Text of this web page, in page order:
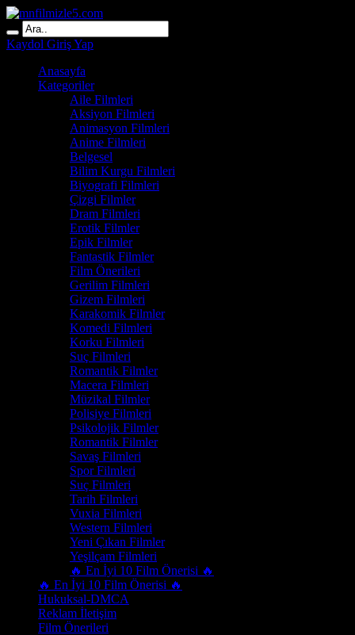
Kaydol Giriş Yap
Anasayfa
Kategoriler
Aile Filmleri
Aksiyon Filmleri
Animasyon Filmleri
Anime Filmleri
Belgesel
Bilim Kurgu Filmleri
Biyografi Filmleri
Çizgi Filmler
Dram Filmleri
Erotik Filmler
Epik Filmler
Fantastik Filmler
Film Önerileri
Gerilim Filmleri
Gizem Filmleri
Karakomik Filmler
Komedi Filmleri
Korku Filmleri
Suç Filmleri
Romantik Filmler
Macera Filmleri
Müzikal Filmler
Polisiye Filmleri
Psikolojik Filmler
Romantik Filmler
Savaş Filmleri
Spor Filmleri
Suç Filmleri
Tarih Filmleri
Vuxia Filmleri
Western Filmleri
Yeni Çıkan Filmler
Yeşilçam Filmleri
🔥 En İyi 10 Film Önerisi 🔥
🔥 En İyi 10 Film Önerisi 🔥
Hukuksal-DMCA
Reklam İletişim
Film Önerileri